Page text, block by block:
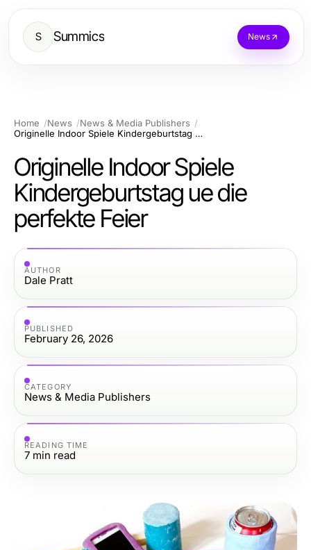
S Summics News
Home News
News & Media Publishers
Originelle Indoor Spiele Kindergeburtstag ue die perfekte Feier
Originelle Indoor Spiele
Kindergeburtstag ue die
perfekte Feier
AUTHOR
Dale Pratt
PUBLISHED
February 26, 2026
CATEGORY
News & Media Publishers
READING TIME
7 min read